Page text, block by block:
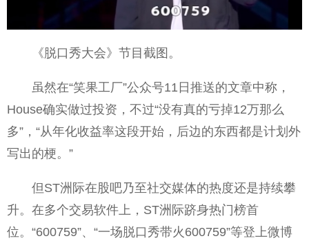
《脱口秀大会》节目截图。
虽然在“笑果工厂”公众号11日推送的文章中称，
House确实做过投资，不过“没有真的亏掉12万那么
多”，“从年化收益率这段开始，后边的东西都是计划外
写出的梗。”
但ST洲际在股吧乃至社交媒体的热度还是持续攀
升。在多个交易软件上，ST洲际跻身热门榜首
位。“600759”、“一场脱口秀带火600759”等登上微博